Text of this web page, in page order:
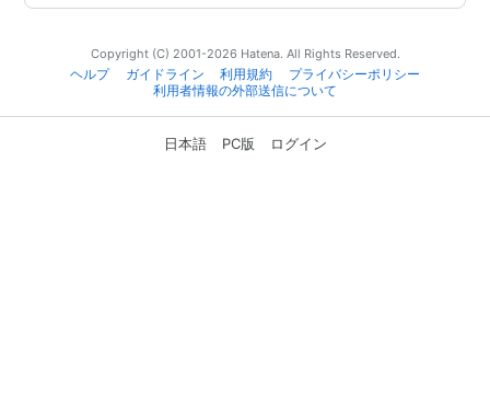
Copyright (C) 2001-2026 Hatena. All Rights Reserved.
ヘルプ
ガイドライン 利用規約
プライバシーポリシー
利用者情報の外部送信について
日本語 PC版 ログイン